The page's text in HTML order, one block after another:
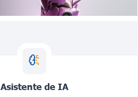
Asistente de IA